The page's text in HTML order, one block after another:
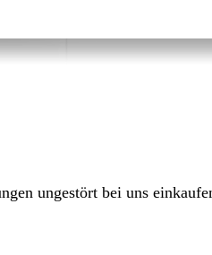
ungestört bei uns